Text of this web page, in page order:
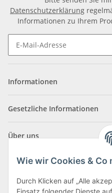
Datenschutzerklärung
Informationen zu Ihrem
Informationen
Gesetzliche Informationen
Über uns
Wie wir Cookies & Co
Durch Klicken auf „Alle